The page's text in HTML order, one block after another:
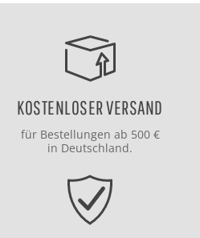
KOSTENLOSER VERSAND
für Bestellungen ab 500 €
in Deutschland.